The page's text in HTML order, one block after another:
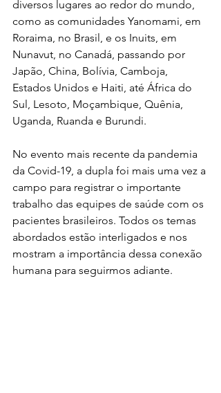
diversos lugares ao redor do mundo,
como as comunidades Yanomami, em
Roraima, no Brasil, e os Inuits, em
Nunavut, no Canadá, passando por
Japão, China, Bolívia, Camboja,
Estados Unidos e Haiti, até África do
Sul, Lesoto, Moçambique, Quênia,
Uganda, Ruanda e Burundi.
No evento mais recente da pandemia
da Covid-19, a dupla foi mais uma vez a
campo para registrar o importante
trabalho das equipes de saúde com os
pacientes brasileiros. Todos os temas
abordados estão interligados e nos
mostram a importância dessa conexão
humana para seguirmos adiante.